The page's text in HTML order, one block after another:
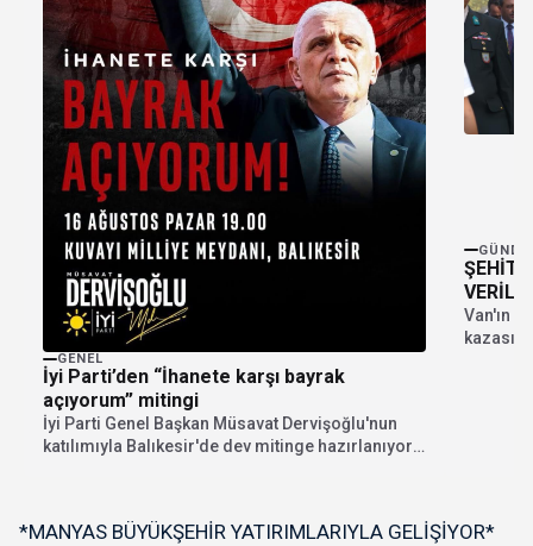
GENEL
İyi Parti’den “İhanete karşı bayrak
açıyorum” mitingi
İyi Parti Genel Başkan Müsavat Dervişoğlu'nun
katılımıyla Balıkesir'de dev mitinge hazırlanıyor.
ŞEHİT
VERİLDİ
Van'ın
*MANYAS BÜYÜKŞEHİR YATIRIMLARIYLA GELİŞİYOR*